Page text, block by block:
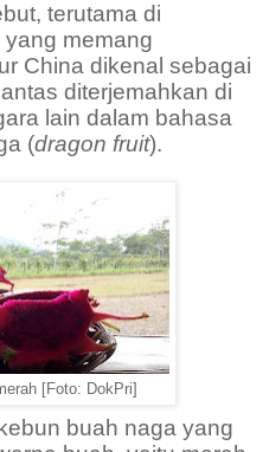
terutama di
memang
China dikenal sebagai
diterjemahkan di
lain dalam bahasa
(dragon fruit).
[Foto: DokPri]
buah naga yang